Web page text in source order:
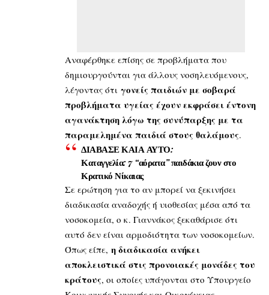
Αναφέρθηκε επίσης σε προβλήματα που
δημιουργούνται για άλλους νοσηλευόμενους,
λέγοντας ότι γονείς παιδιών με σοβαρά
προβλήματα υγείας έχουν εκφράσει έντονη
αγανάκτηση λόγω της συνύπαρξης με τα
παραμελημένα παιδιά στους θαλάμους.
ΔΙΑΒΑΣΕ ΚΑΙΑ ΑΥΤΟ:
Καταγγελία: 7 “αόρατα” παιδάκια ζουν στο
Κρατικό Νίκαιας
Σε ερώτηση για το αν μπορεί να ξεκινήσει
διαδικασία αναδοχής ή υιοθεσίας μέσα από τα
νοσοκομεία, ο κ. Γιαννάκος ξεκαθάρισε ότι
αυτό δεν είναι αρμοδιότητα των νοσοκομείων.
Όπως είπε, η διαδικασία ανήκει
αποκλειστικά στις προνοιακές μονάδες του
κράτους, οι οποίες υπάγονται στο Υπουργείο